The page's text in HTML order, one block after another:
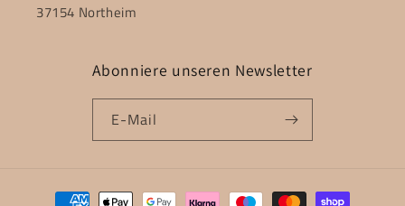
37154 Northeim
Abonniere unseren Newsletter
E-Mail
Zahlungsmethoden